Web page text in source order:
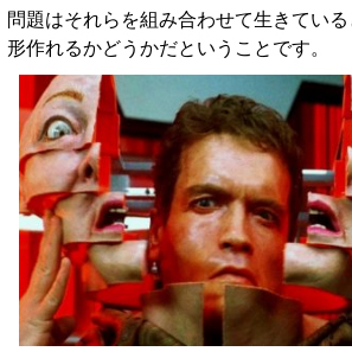
問題はそれらを組み合わせて生きてい
形作れるかどうかだということです。